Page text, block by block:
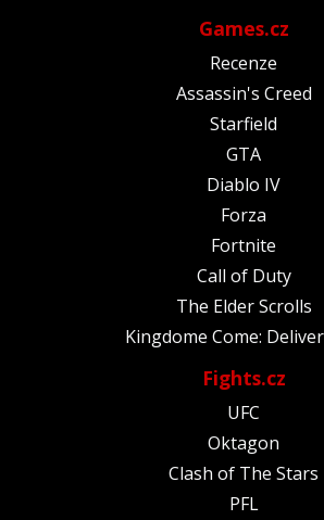
Games.cz
Recenze
Assassin's Creed
Starfield
GTA
Diablo IV
Forza
Fortnite
Call of Duty
The Elder Scrolls
Kingdome Come:
Fights.cz
UFC
Oktagon
Clash of The Stars
PFL